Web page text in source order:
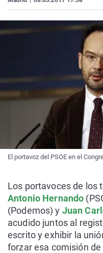
El portavoz del PSOE en el
Los portavoces de los
Antonio Hernando
(Podemos) y Juan
acudido juntos al
escrito y exhibir la
forzar esa comisión